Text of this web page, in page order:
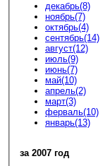
декабрь(8)
ноябрь(7)
октябрь(4)
сентябрь(14)
август(12)
июль(9)
июнь(7)
май(10)
апрель(2)
март(3)
ферваль(10)
январь(13)
за 2007 год